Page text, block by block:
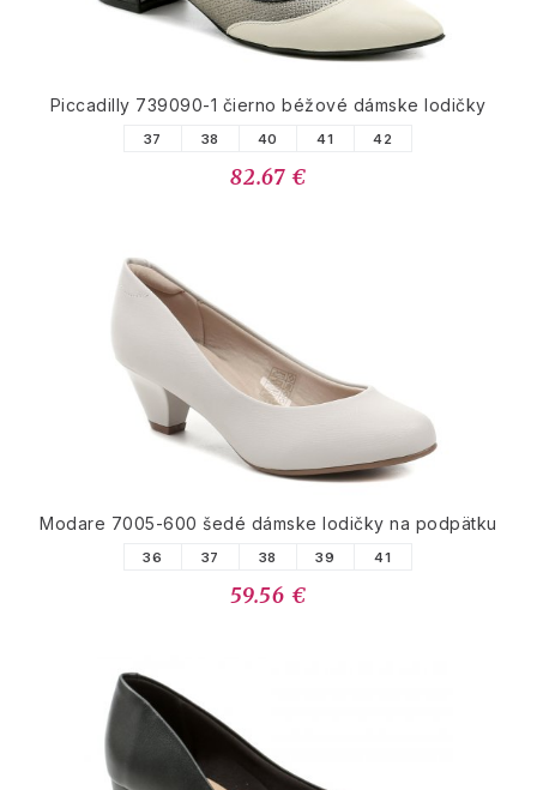
Piccadilly 739090-1 čierno béžové dámske lodičky
37 38 40 41 42
82.67 €
Modare 7005-600 šedé dámske lodičky na podpätku
36 37 38 39 41
59.56 €